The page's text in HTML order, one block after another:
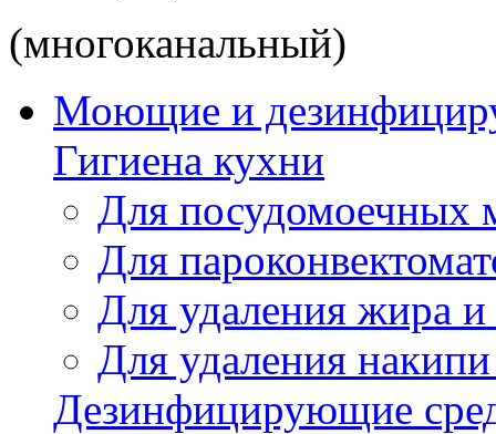
(многоканальный)
Моющие и
Гигиена кухни
Для посудомоечных
Для
Для удаления жира и
Для удаления
Дезинфицирующие